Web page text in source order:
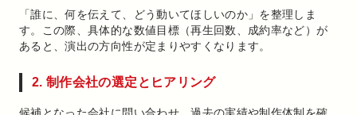
「誰に、何を伝えて、どう動いてほしいのか」を整理しま
す。この際、具体的な数値目標（再生回数、成約率など）が
あると、演出の方向性が定まりやすくなります。
2. 制作会社の選定とヒアリング